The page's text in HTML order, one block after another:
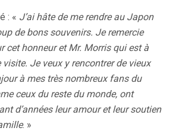
: « J’ai hâte de me rendre au Japon
de bons souvenirs. Je remercie
cet honneur et Mr. Morris qui est à
visite. Je veux y rencontrer de vieux
à mes très nombreux fans du
ceux du reste du monde, ont
d’années leur amour et leur soutien
. »